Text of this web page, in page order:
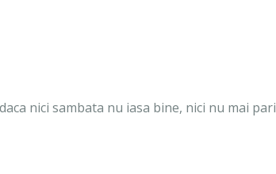
nici sambata nu iasa bine, nici nu mai